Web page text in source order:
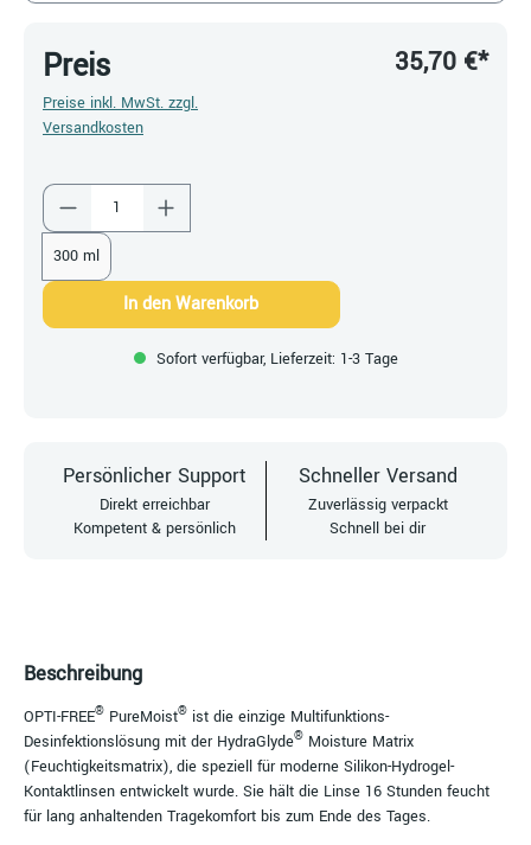
Preis
Preise inkl. MwSt. zzgl.
Versandkosten
35,70 €*
Produkt Anzahl: Gib den gewünschten Wert
300 ml
In den Warenkorb
Sofort verfügbar, Lieferzeit: 1-3 Tage
Persönlicher Support
Direkt erreichbar
Kompetent & persönlich
Schneller Versand
Zuverlässig verpackt
Schnell bei dir
Beschreibung
OPTI-FREE® PureMoist® ist die einzige Multifunktions-
Desinfektionslösung mit der HydraGlyde® Moisture Matrix
(Feuchtigkeitsmatrix), die speziell für moderne Silikon-Hydrogel-
Kontaktlinsen entwickelt wurde. Sie hält die Linse 16 Stunden feucht
für lang anhaltenden Tragekomfort bis zum Ende des Tages.